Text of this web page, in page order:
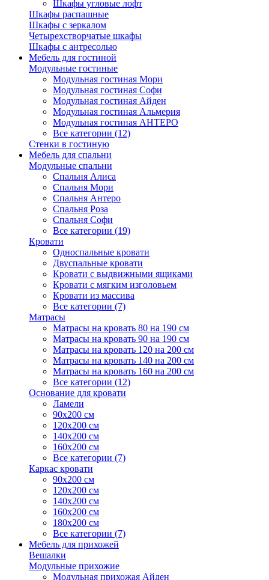
Шкафы угловые лофт
Шкафы распашные
Шкафы с зеркалом
Четырехстворчатые шкафы
Шкафы с антресолью
Мебель для гостиной
Модульные гостиные
Модульная гостиная Мори
Модульная гостиная Софи
Модульная гостиная Айден
Модульная гостиная Альмерия
Модульная гостиная АНТЕРО
Все категории (12)
Стенки в гостиную
Мебель для спальни
Модульные спальни
Спальня Алиса
Спальня Мори
Спальня Антеро
Спальня Роза
Спальня Софи
Все категории (19)
Кровати
Односпальные кровати
Двуспальные кровати
Кровати с выдвижными ящиками
Кровати с мягким изголовьем
Кровати из массива
Все категории (7)
Матрасы
Матрасы на кровать 80 на 190 см
Матрасы на кровать 90 на 190 см
Матрасы на кровать 120 на 200 см
Матрасы на кровать 140 на 200 см
Матрасы на кровать 160 на 200 см
Все категории (12)
Основание для кровати
Ламели
90х200 см
120х200 см
140х200 см
160х200 см
Все категории (7)
Каркас кровати
90х200 см
120х200 см
140х200 см
160х200 см
180х200 см
Все категории (7)
Мебель для прихожей
Вешалки
Модульные прихожие
Модульная прихожая Айден